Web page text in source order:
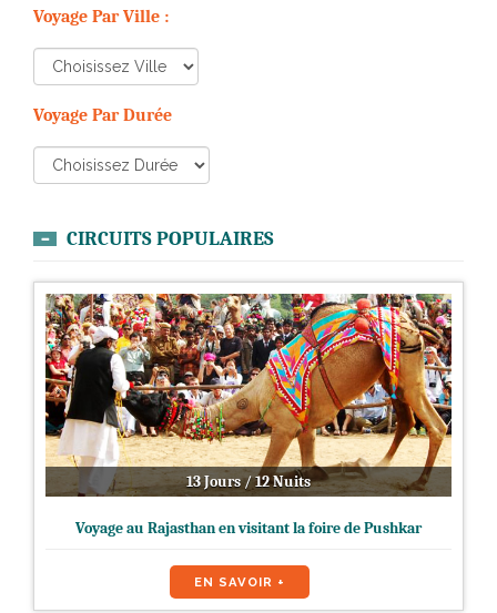
Voyage Par Ville :
Voyage Par Durée
CIRCUITS POPULAIRES
13 Jours / 12 Nuits
Voyage au Rajasthan en visitant la foire de Pushkar
EN SAVOIR +